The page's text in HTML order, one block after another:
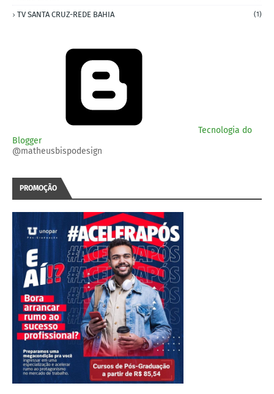
TV SANTA CRUZ-REDE BAHIA (1)
Tecnologia do
Blogger
@matheusbispodesign
PROMOÇÃO